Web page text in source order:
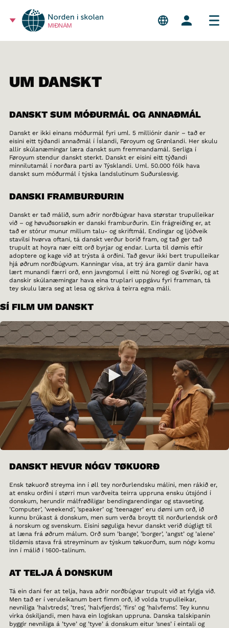
MIÐNÁM
UM DANSKT
DANSKT SUM MÓÐURMÁL OG ANNAÐMÁL
Danskt er ikki einans móðurmál fyri uml. 5 milliónir danir – tað er
eisini eitt týðandi annaðmál í Íslandi, Føroyum og Grønlandi. Her skulu
allir skúlanæmingar læra danskt sum fremmandamál. Serliga í
Føroyum stendur danskt sterkt. Danskt er eisini eitt týðandi
minnilutamál í norðara parti av Týsklandi. Uml. 50.000 fólk hava
danskt sum móðurmál í týska landslutinum Suðurslesvig.
DANSKI FRAMBURÐURIN
Danskt er tað málið, sum aðrir norðbúgvar hava størstar trupulleikar
við – og høvuðsorsøkin er danski framburðurin. Ein frágreiðing er, at
tað er stórur munur millum talu- og skriftmál. Endingar og ljóðveik
stavilsi hvørva oftani, tá danskt verður borið fram, og tað ger tað
trupult at hoyra nær eitt orð byrjar og endar. Lurta til dømis eftir
adoptere og kage við at trýsta á orðini. Tað gevur ikki bert trupulleikar
hjá øðrum norðbúgvum. Kanningar vísa, at trý ára gamlir danir hava
lært munandi færri orð, enn javngomul í eitt nú Noregi og Svøríki, og at
danskir skúlanæmingar hava eina truplari uppgávu fyri framman, tá
tey skulu læra seg at lesa og skriva á teirra egna máli.
SÍ FILM UM DANSKT
DANSKT HEVUR NÓGV TØKUORÐ
Ensk tøkuorð streyma inn í øll tey norðurlendsku málini, men rákið er,
at ensku orðini í størri mun varðveita teirra uppruna ensku útsjónd í
donskum, herundir málfrøðiligar bendingarendingar og stavseting.
’Computer’, ’weekend’, ’speaker’ og ’teenager’ eru dømi um orð, ið
kunnu brúkast á donskum, men sum verða broytt til norðurlendsk orð
á norskum og svenskum. Eisini søguliga hevur danskt verið dúgligt til
at læna frá øðrum málum. Orð sum ’bange’, ’borger’, ’angst’ og ’alene’
tildømis stava frá streyminum av týskum tøkuorðum, sum nógv komu
inn í málið í 1600-talinum.
AT TELJA Á DONSKUM
Tá ein dani fer at telja, hava aðrir norðbúgvar trupult við at fylgja við.
Men tað er í veruleikanum bert fimm orð, ið volda trupulleikar,
nevniliga ’halvtreds’, ’tres’, ’halvfjerds’, ’firs’ og ’halvfems’. Tey kunnu
virka óskiljandi, men hava ein logiskan uppruna. Danska talskipanin
byggir nevniliga á ’tyve’ og ’tyve’ á donskum eitur ’snes’ í eintali og